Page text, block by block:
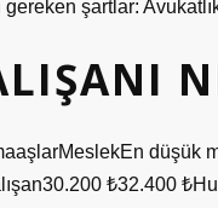
şartlar:
düşük
₺32.400